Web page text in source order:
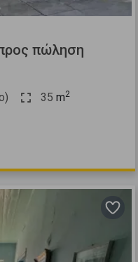
πώληση
35 m2